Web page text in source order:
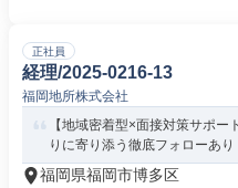
正社員
経理/2025-0216-13
福岡地所株式会社
【地域密着型×面接対策サポー
りに寄り添う徹底フォローあり
福岡県福岡市博多区